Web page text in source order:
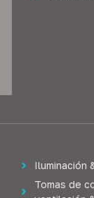
Iluminación
Tomas de